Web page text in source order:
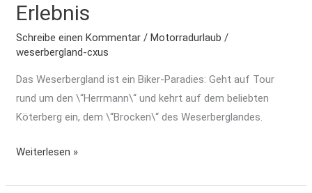
Erlebnis
Schreibe einen Kommentar / Motorradurlaub /
weserbergland-cxus
Das Weserbergland ist ein Biker-Paradies: Geht auf Tour
rund um den \“Herrmann\“ und kehrt auf dem beliebten
Köterberg ein, dem \“Brocken\“ des Weserberglandes.
den
–
echtes
Erlebnis
Weiterlesen »